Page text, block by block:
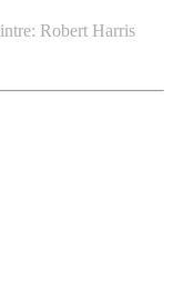
Robert Harris